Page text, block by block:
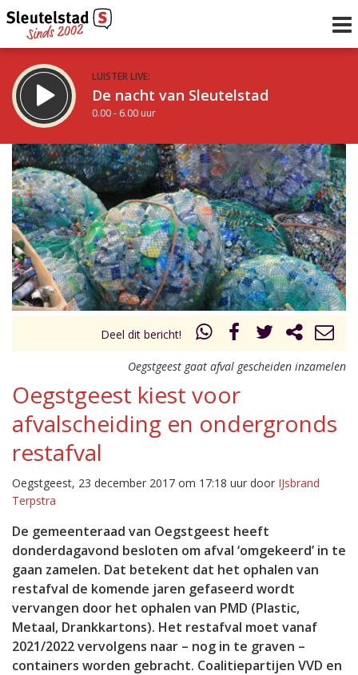
LUISTER LIVE:
De nacht van Sleutelstad
0.00 - 6.00 uur
STRAKS:
De ochtend van Sleutelstad
6.00 - 12.00 uur
Vorig uur
uur 1 van 0 Volgend uur
Inklappen
Deel dit bericht!
Oegstgeest gaat afval gescheiden inzamelen
Oegstgeest kiest voor
afvalscheiding en ondergronds
restafval
Oegstgeest, 23 december 2017 om 17:18 uur door IJsbrand
Terpstra
De gemeenteraad van Oegstgeest heeft
donderdagavond besloten om afval ‘omgekeerd’ in te
gaan zamelen. Dat betekent dat het ophalen van
restafval de komende jaren gefaseerd wordt
vervangen door het ophalen van PMD (Plastic,
Metaal, Drankkartons). Het restafval moet vanaf
2021/2022 vervolgens naar – nog in te graven –
containers worden gebracht. Coalitiepartijen VVD en